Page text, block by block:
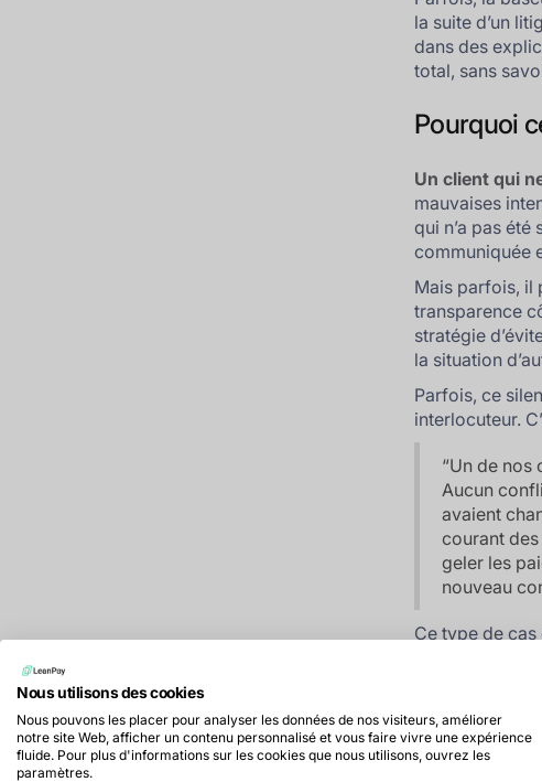
la suite d’un
dans des
total, sans
Pourquoi
Un client qui
mauvaises
qui n’a pas
communiquée
Mais parfois, il
transparence
stratégie
la situation
Parfois, ce
interlocuteur.
“Un de nos
Aucun
avaient
courant
geler les
nouveau
Ce type de cas
processus de
votre poste
Nous utilisons des cookies
Nous pouvons les placer pour analyser les données de nos visiteurs, améliorer
notre site Web, afficher un contenu personnalisé et vous faire vivre une expérience
fluide. Pour plus d'informations sur les cookies que nous utilisons, ouvrez les
paramètres.